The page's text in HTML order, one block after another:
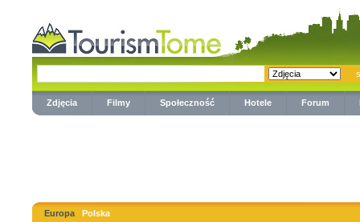
Zdjęcia Filmy Społeczność Hotele Forum
Europa Polska